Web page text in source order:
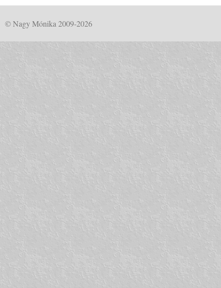
© Nagy Mónika 2009-2026